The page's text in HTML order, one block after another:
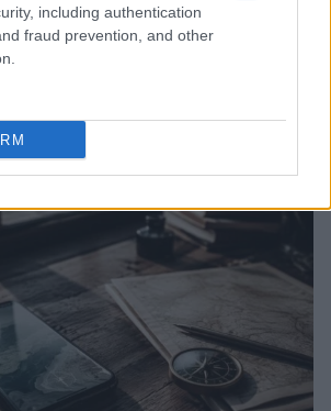
including authentication
fraud prevention, and other
la città più antica del Tirolo e la